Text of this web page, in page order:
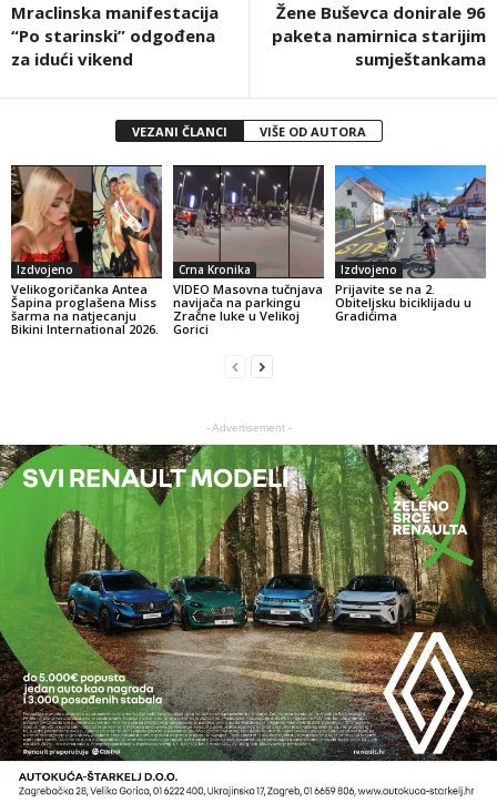
Mraclinska manifestacija
“Po starinski” odgođena
za idući vikend
Žene Buševca donirale 96
paketa namirnica starijim
sumještankama
VEZANI ČLANCI VIŠE OD AUTORA
Izdvojeno
Velikogoričanka Antea
Šapina proglašena Miss
šarma na natjecanju
Bikini International 2026.
Crna Kronika
VIDEO Masovna tučnjava
navijača na parkingu
Zračne luke u Velikoj
Gorici
Izdvojeno
Prijavite se na 2.
Obiteljsku biciklijadu u
Gradićima
- Advertisement -